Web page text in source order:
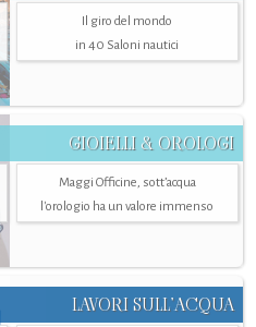
Il giro del mondo
in 40 Saloni nautici
GIOIELLI & OROLOGI
Maggi Officine, sott’acqua
l'orologio ha un valore immenso
LAVORI SULL’ACQUA